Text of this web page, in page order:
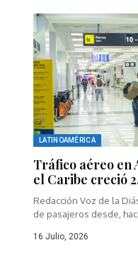
LATINOAMÉRICA
Tráfico aéreo en
el Caribe creció
Redacción Voz de la
de pasajeros desde,
16 Julio, 2026